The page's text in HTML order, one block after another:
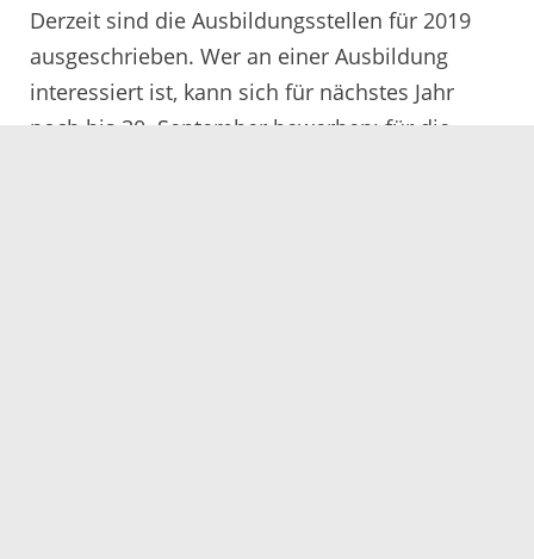
Derzeit sind die Ausbildungsstellen für 2019
ausgeschrieben. Wer an einer Ausbildung
interessiert ist, kann sich für nächstes Jahr
noch bis 30. September bewerben; für die